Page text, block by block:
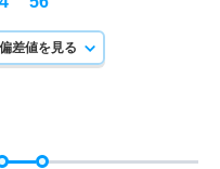
差値を見る